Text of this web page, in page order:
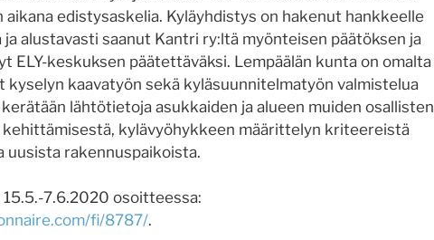
edistysaskelia. Kyläyhdistys on hakenut hankkeelle
alustavasti saanut Kantri ry:ltä myönteisen päätöksen ja
ELY-keskuksen päätettäväksi. Lempäälän kunta on omalta
kyselyn kaavatyön sekä kyläsuunnitelmatyön valmistelua
lähtötietoja asukkaiden ja alueen muiden osallisten
kehittämisestä, kylävyöhykkeen määrittelyn kriteereistä
uusista rakennuspaikoista.
15.5.-7.6.2020 osoitteessa:
fi/8787/.